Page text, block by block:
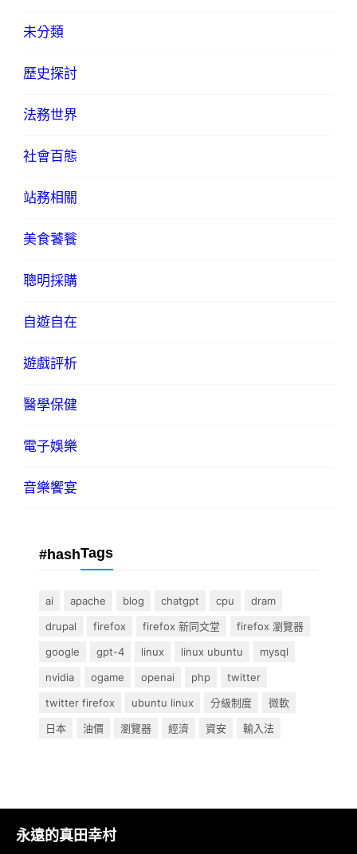
未分類
歷史探討
法務世界
社會百態
站務相關
美食饕餮
聰明採購
自遊自在
遊戲評析
醫學保健
電子娛樂
音樂饗宴
#hashTags
ai apache blog chatgpt cpu
dram
drupal
firefox firefox 新同文堂
firefox 瀏覽器
google
gpt-4 linux linux ubuntu
mysql
nvidia
ogame openai php
twitter
twitter firefox
ubuntu linux 分級制度
微軟
日本
油價 瀏覽器 經濟 資安 輸入法
永遠的真田幸村